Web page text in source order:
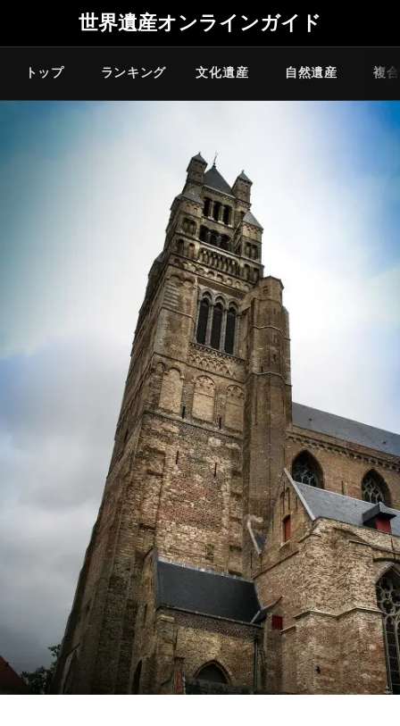
世界遺産オンラインガイド
トップ ランキング 文化遺産 自然遺産 複